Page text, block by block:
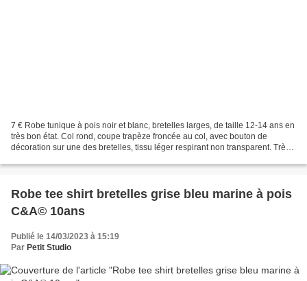
7 € Robe tunique à pois noir et blanc, bretelles larges, de taille 12-14 ans en
très bon état. Col rond, coupe trapèze froncée au col, avec bouton de
décoration sur une des bretelles, tissu léger respirant non transparent. Très
Robe tee shirt bretelles grise bleu marine à pois
C&A© 10ans
Publié le 14/03/2023 à 15:19
Par Petit Studio